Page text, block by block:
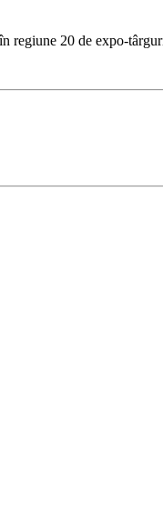
regiune 20 de expo-